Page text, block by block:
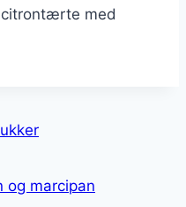
med
marcipan